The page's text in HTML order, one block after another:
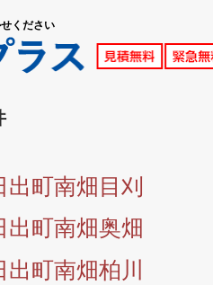
ください
町南畑目刈
町南畑奥畑
町南畑柏川